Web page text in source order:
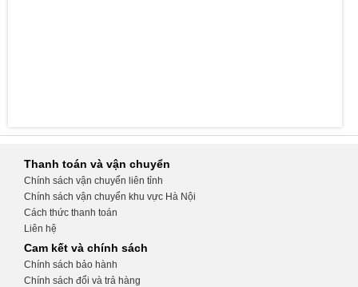
Thanh toán và vận chuyển
Chính sách vận chuyển liên tỉnh
Chính sách vận chuyển khu vực Hà Nội
Cách thức thanh toán
Liên hệ
Cam kết và chính sách
Chính sách bảo hành
Chính sách đổi và trả hàng